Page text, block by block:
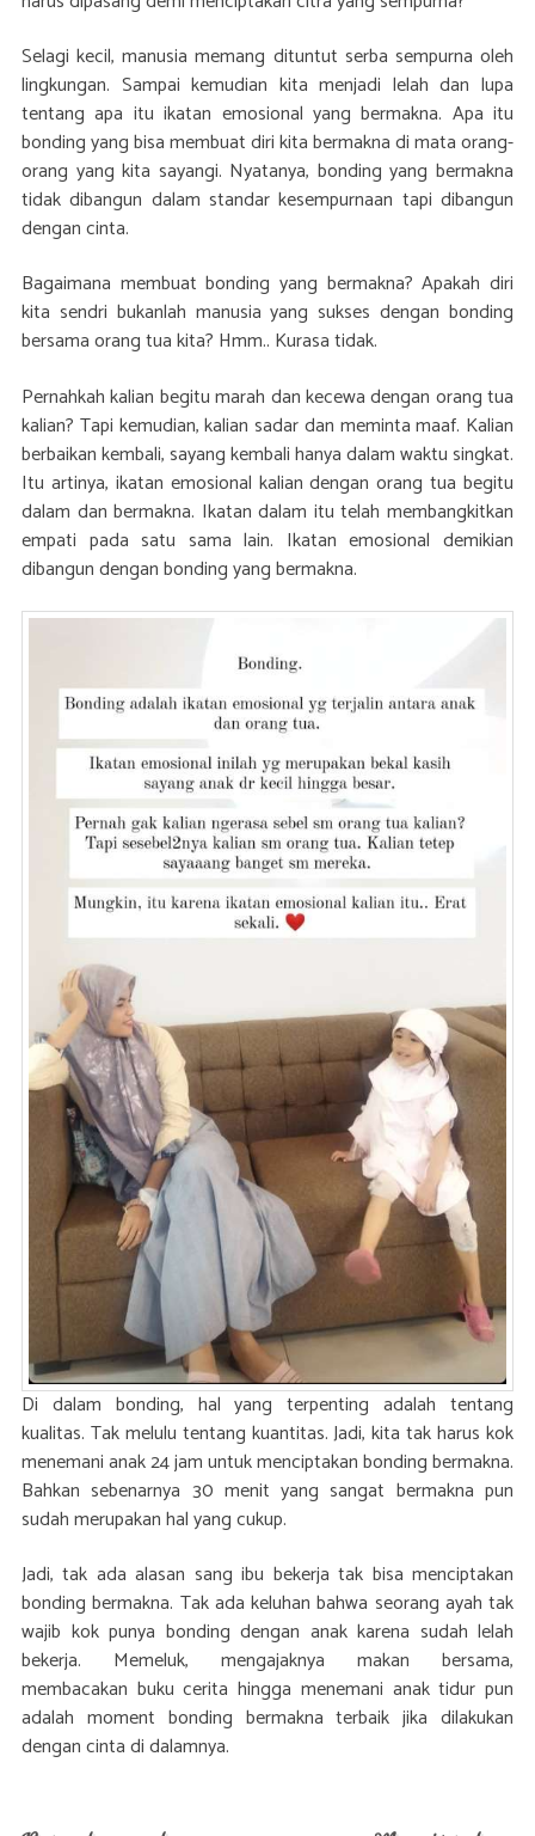
Selagi kecil, manusia memang dituntut serba sempurna oleh
lingkungan. Sampai kemudian kita menjadi lelah dan lupa
tentang apa itu ikatan emosional yang bermakna. Apa itu
bonding yang bisa membuat diri kita bermakna di mata orang-
orang yang kita sayangi. Nyatanya, bonding yang bermakna
tidak dibangun dalam standar kesempurnaan tapi dibangun
dengan cinta.
Bagaimana membuat bonding yang bermakna? Apakah diri
kita sendri bukanlah manusia yang sukses dengan bonding
bersama orang tua kita? Hmm.. Kurasa tidak.
Pernahkah kalian begitu marah dan kecewa dengan orang tua
kalian? Tapi kemudian, kalian sadar dan meminta maaf. Kalian
berbaikan kembali, sayang kembali hanya dalam waktu singkat.
Itu artinya, ikatan emosional kalian dengan orang tua begitu
dalam dan bermakna. Ikatan dalam itu telah membangkitkan
empati pada satu sama lain. Ikatan emosional demikian
dibangun dengan bonding yang bermakna.
Di dalam bonding, hal yang terpenting adalah tentang
kualitas. Tak melulu tentang kuantitas. Jadi, kita tak harus kok
menemani anak 24 jam untuk menciptakan bonding bermakna.
Bahkan sebenarnya 30 menit yang sangat bermakna pun
sudah merupakan hal yang cukup.
Jadi, tak ada alasan sang ibu bekerja tak bisa menciptakan
bonding bermakna. Tak ada keluhan bahwa seorang ayah tak
wajib kok punya bonding dengan anak karena sudah lelah
bekerja. Memeluk, mengajaknya makan bersama,
membacakan buku cerita hingga menemani anak tidur pun
adalah moment bonding bermakna terbaik jika dilakukan
dengan cinta di dalamnya.